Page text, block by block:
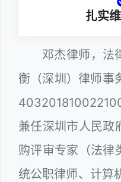
扎实
邓杰律师，法
衡（深圳）律师事
兼任深圳市人民政
购评审专家（法律
统公职律师、计算